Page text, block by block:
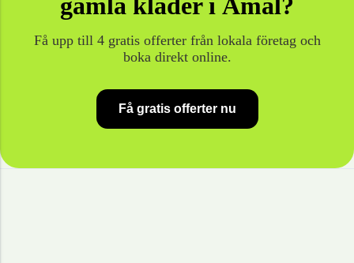
gamla kläderi Åmål?
Få upp till 4 gratis offerter från lokala företag och
boka direkt online.
Få gratis offerter nu